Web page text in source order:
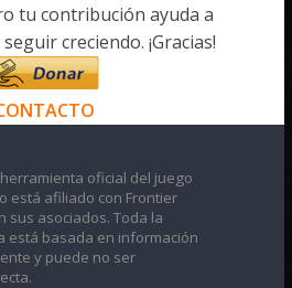
tu contribución ayuda a
creciendo. ¡Gracias!
oficial del juego
está afiliado con Frontier
sus asociados. Toda la
está basada en información
y puede no ser